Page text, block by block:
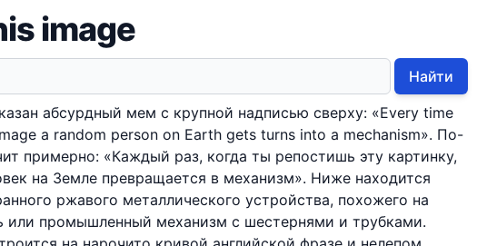
image
Найти
абсурдный мем с крупной надписью сверху: «Every time
a random person on Earth gets turns into a mechanism». По-
примерно: «Каждый раз, когда ты репостишь эту картинку,
на Земле превращается в механизм». Ниже находится
ржавого металлического устройства, похожего на
или промышленный механизм с шестернями и трубками.